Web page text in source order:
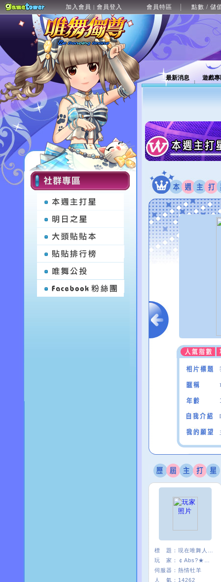
加入會員 | 會員登入 會員特區 點數 / 儲
最新消息 遊戲
標 題：
玩 家：
伺服器： 熱情牡羊
人 氣： 14262